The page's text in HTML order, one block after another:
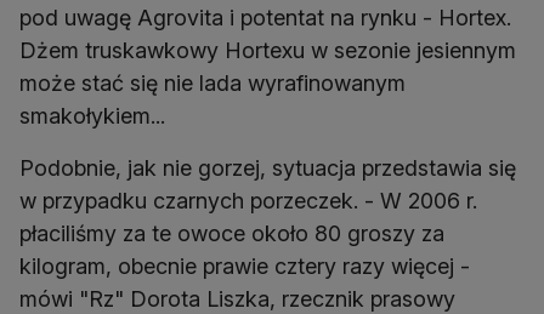
pod uwagę Agrovita i potentat na rynku - Hortex.
Dżem truskawkowy Hortexu w sezonie jesiennym
może stać się nie lada wyrafinowanym
smakołykiem...
Podobnie, jak nie gorzej, sytuacja przedstawia się
w przypadku czarnych porzeczek. - W 2006 r.
płaciliśmy za te owoce około 80 groszy za
kilogram, obecnie prawie cztery razy więcej -
mówi "Rz" Dorota Liszka, rzecznik prasowy